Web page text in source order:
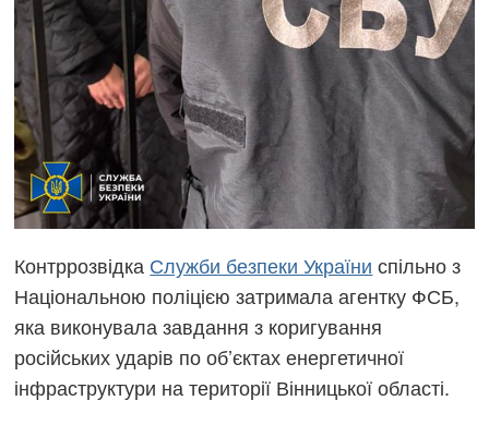
Контррозвідка Служби безпеки України спільно з
Національною поліцією затримала агентку ФСБ,
яка виконувала завдання з коригування
російських ударів по об’єктах енергетичної
інфраструктури на території Вінницької області.